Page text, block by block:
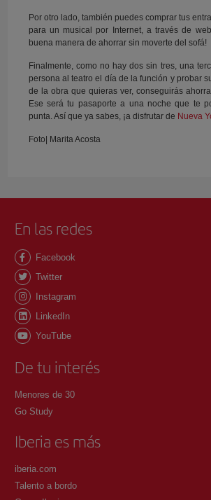
Por otro lado, también puedes comprar tus
para un musical por Internet, a través de
buena manera de ahorrar sin moverte del sofá!
Finalmente, como no hay dos sin tres, una
persona al teatro el día de la función y probar
de la obra que quieras ver, conseguirás
Ese será tu pasaporte a una noche que te
punta. Así que ya sabes, ¡a disfrutar de Nueva
Foto| Marita Acosta
En las redes
Facebook
Twitter
Instagram
LinkedIn
YouTube
De tu interés
Menores de 30
Go Study
Iberia es más
iberia.com
Talento a bordo